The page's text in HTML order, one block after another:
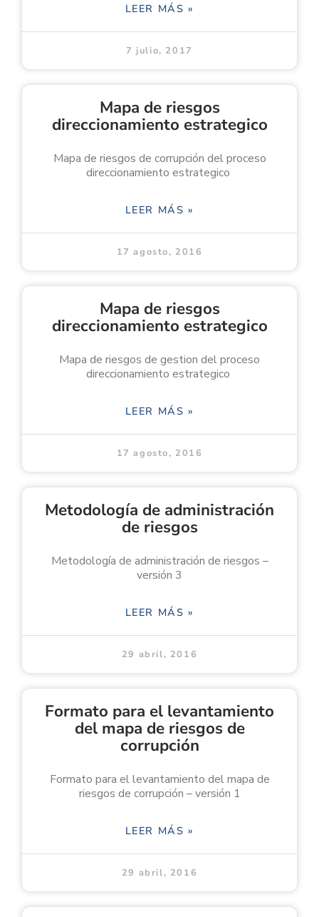
LEER MÁS »
7 julio, 2017
Mapa de riesgos
direccionamiento estrategico
Mapa de riesgos de corrupción del proceso
direccionamiento estrategico
LEER MÁS »
17 agosto, 2016
Mapa de riesgos
direccionamiento estrategico
Mapa de riesgos de gestion del proceso
direccionamiento estrategico
LEER MÁS »
17 agosto, 2016
Metodología de administración
de riesgos
Metodología de administración de riesgos –
versión 3
LEER MÁS »
29 abril, 2016
Formato para el levantamiento
del mapa de riesgos de
corrupción
Formato para el levantamiento del mapa de
riesgos de corrupción – versión 1
LEER MÁS »
29 abril, 2016